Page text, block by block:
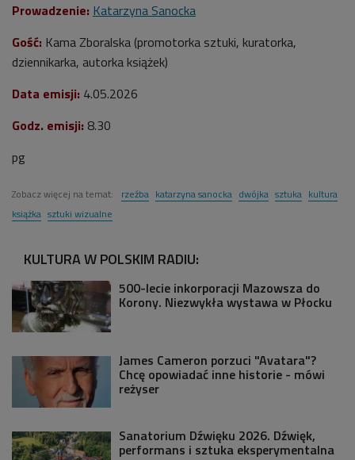
Prowadzenie: Katarzyna Sanocka
Gość: Kama Zboralska (promotorka sztuki, kuratorka,
dziennikarka, autorka książek)
Data emisji: 4.05.2026
Godz. emisji: 8.30
pg
Zobacz więcej na temat: rzeźba katarzyna sanocka dwójka sztuka kultura
książka sztuki wizualne
KULTURA W POLSKIM RADIU:
500-lecie inkorporacji Mazowsza do
Korony. Niezwykła wystawa w Płocku
James Cameron porzuci "Avatara"?
Chcę opowiadać inne historie - mówi
reżyser
Sanatorium Dźwięku 2026. Dźwięk,
performans i sztuka eksperymentalna